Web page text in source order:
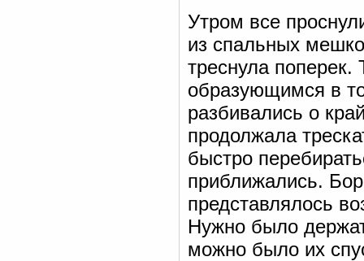
Утром все
из спальных
треснула
образующимся в
разбивались о
продолжала
быстро
приближались.
представлялось
Нужно было
можно было их